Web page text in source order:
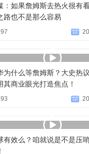
：如果詹姆斯去热火很有
路也不是那么容易
97
为什么等詹姆斯？大史热
其商业眼光打造焦点！
93
有效么？咱就说是不是压